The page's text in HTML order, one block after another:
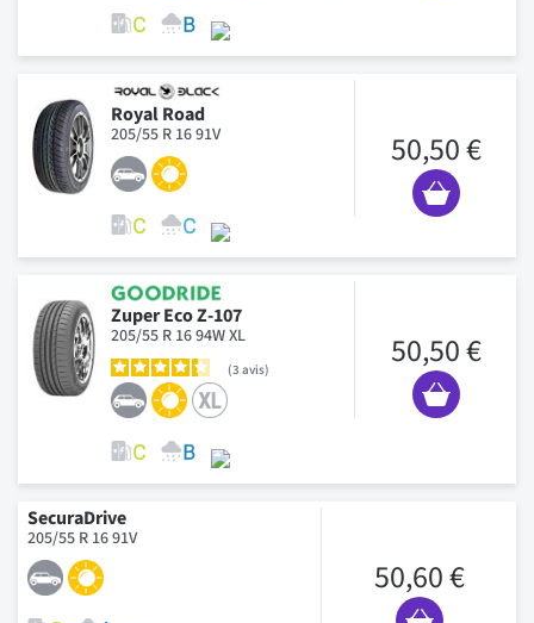
Royal Road
205/55 R 16 91V 50,50 €
Zuper Eco Z-107
205/55 R 16 94W XL
3 avis 50,50 €
SecuraDrive
205/55 R 16 91V
50,60 €